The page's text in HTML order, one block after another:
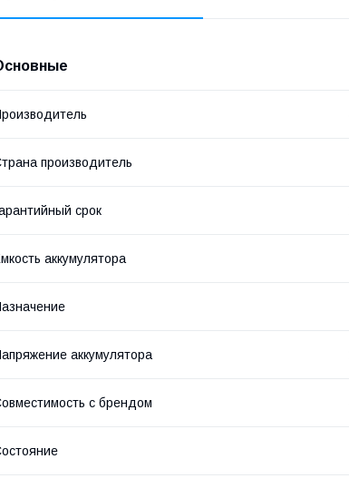
производитель
срок
аккумулятора
аккумулятора
с брендом